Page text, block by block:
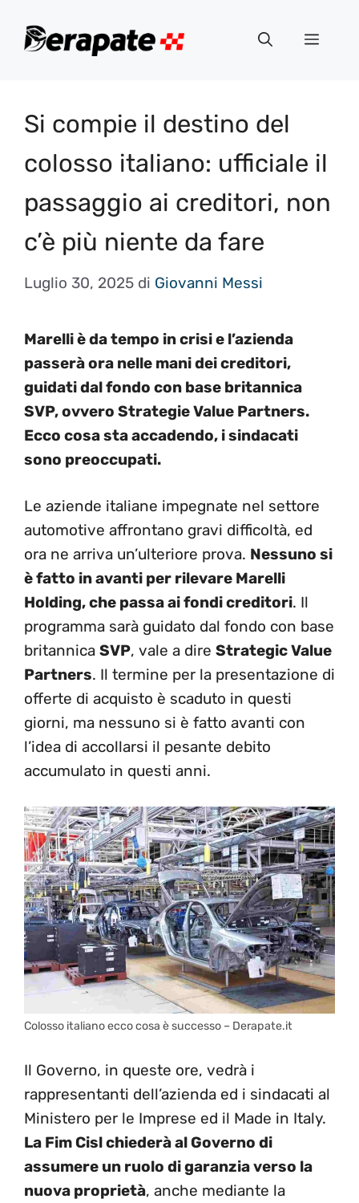
Menu
Si compie il destino del
colosso italiano: ufficiale il
passaggio ai creditori, non
c’è più niente da fare
Luglio 30, 2025 di Giovanni Messi
Marelli è da tempo in crisi e l’azienda
passerà ora nelle mani dei creditori,
guidati dal fondo con base britannica
SVP, ovvero Strategie Value Partners.
Ecco cosa sta accadendo, i sindacati
sono preoccupati.
Le aziende italiane impegnate nel settore
automotive affrontano gravi difficoltà, ed
ora ne arriva un’ulteriore prova. Nessuno si
è fatto in avanti per rilevare Marelli
Holding, che passa ai fondi creditori. Il
programma sarà guidato dal fondo con base
britannica SVP, vale a dire StrategicValue
Partners. Il termine per la presentazione di
offerte di acquisto è scaduto in questi
giorni, ma nessuno si è fatto avanti con
l’idea di accollarsi il pesante debito
accumulato in questi anni.
Colosso italiano ecco cosa è successo – Derapate.it
Il Governo, in queste ore, vedrà i
rappresentanti dell’azienda ed i sindacati al
Ministero per le Imprese ed il Made in Italy.
La Fim Cisl chiederà al Governo di
assumere un ruolo di garanzia verso la
nuova proprietà, anche mediante la